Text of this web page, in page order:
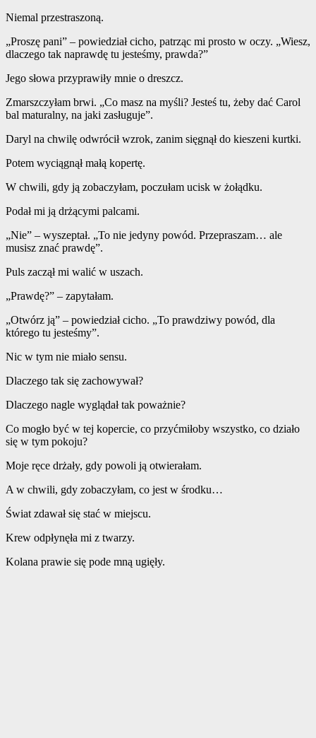
Niemal przestraszoną.
„Proszę pani” – powiedział cicho, patrząc mi prosto w oczy. „Wiesz,
dlaczego tak naprawdę tu jesteśmy, prawda?”
Jego słowa przyprawiły mnie o dreszcz.
Zmarszczyłam brwi. „Co masz na myśli? Jesteś tu, żeby dać Carol
bal maturalny, na jaki zasługuje”.
Daryl na chwilę odwrócił wzrok, zanim sięgnął do kieszeni kurtki.
Potem wyciągnął małą kopertę.
W chwili, gdy ją zobaczyłam, poczułam ucisk w żołądku.
Podał mi ją drżącymi palcami.
„Nie” – wyszeptał. „To nie jedyny powód. Przepraszam… ale
musisz znać prawdę”.
Puls zaczął mi walić w uszach.
„Prawdę?” – zapytałam.
„Otwórz ją” – powiedział cicho. „To prawdziwy powód, dla
którego tu jesteśmy”.
Nic w tym nie miało sensu.
Dlaczego tak się zachowywał?
Dlaczego nagle wyglądał tak poważnie?
Co mogło być w tej kopercie, co przyćmiłoby wszystko, co działo
się w tym pokoju?
Moje ręce drżały, gdy powoli ją otwierałam.
A w chwili, gdy zobaczyłam, co jest w środku…
Świat zdawał się stać w miejscu.
Krew odpłynęła mi z twarzy.
Kolana prawie się pode mną ugięły.